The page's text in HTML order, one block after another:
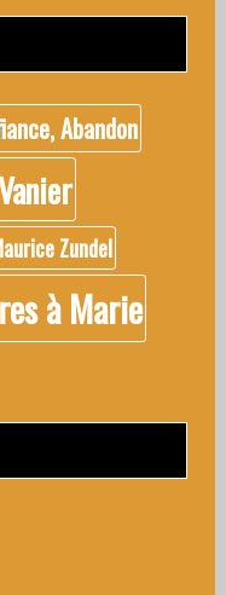
Abandon
Zundel
à Marie